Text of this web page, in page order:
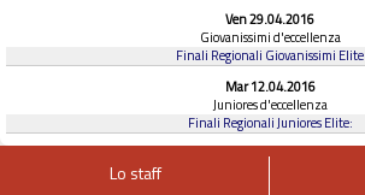
Ven 29.04.2016
Giovanissimi d'eccellenza
Finali Regionali Giovanissimi Elite
Mar 12.04.2016
Juniores d'eccellenza
Finali Regionali Juniores Elite:
Lo staff